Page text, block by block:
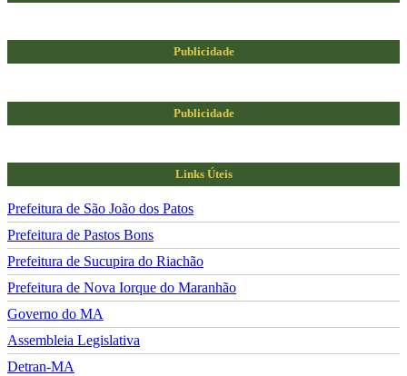
Publicidade
Publicidade
Links Úteis
Prefeitura de São João dos Patos
Prefeitura de Pastos Bons
Prefeitura de Sucupira do Riachão
Prefeitura de Nova Iorque do Maranhão
Governo do MA
Assembleia Legislativa
Detran-MA